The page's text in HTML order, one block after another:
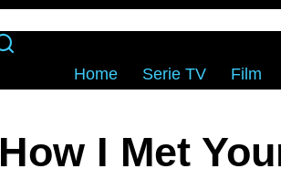
Home Serie TV Film
How I Met